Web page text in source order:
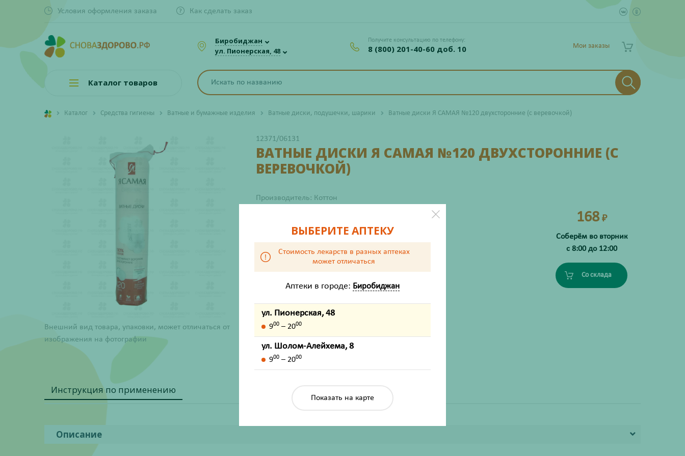
Условия оформления заказа Как сделать заказ
Биробиджан
ул. Пионерская, 48
Получите консультацию по телефону:
8 (800) 201-40-60 доб. 10 Мои заказы
Каталог товаров
Каталог Средства гигиены Ватные и бумажные изделия Ватные диски, подушечки, шарики Ватные диски Я САМАЯ №120 двухсторонние (с веревочкой)
Внешний вид товара, упаковки, может отличаться от
изображения на фотографии
12371/06131
ВАТНЫЕ ДИСКИ Я САМАЯ №120 ДВУХСТОРОННИЕ (С
ВЕРЕВОЧКОЙ)
Производитель: Коттон
168 ₽
Соберём во вторник
с 8:00 до 12:00
Со склада
ХАРАКТЕРИСТИКИ
Производитель
Жизненно важный
Инструкция по применению
Описание
ВЫБЕРИТЕ АПТЕКУ
Стоимость лекарств в разных аптеках
может отличаться
Аптеки в городе: Биробиджан
ул. Пионерская, 48
900 – 2000
ул. Шолом-Алейхема, 8
900 – 2000
Показать на карте